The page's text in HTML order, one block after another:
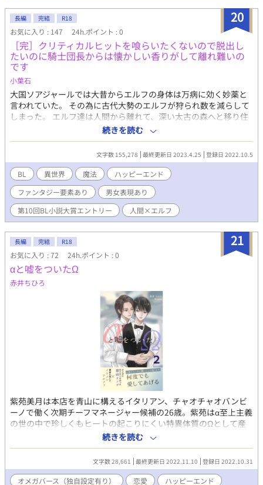
龍の由春であった。 果たして二人は心を寄せ合うことができるの
か。 貞操観念希薄な若き大天狗琥珀✕自己肯定感低めの間抜けな
玉兎睡蓮の、ドタバタラブコメディ 己の気持ちに気づかない若い
天狗の葛藤と成長を見守ってくださると嬉しいです！ 前作に登場
した妖かし共もしゃしゃりでます！ 前作CP二人の子供の小話が読
みたいとリクエストをいただき、気がついたら長編になっていま
した（震） 今回もお約束でございます、だいきちといえばなあれ
ですので、男性妊娠も出産も小スカもあります、シリアスもあれ
ばギャグもあり、ほろりも多分あるといいな（！？） はじめまし
ての方は登場人物プロフィールに目を通してくださると嬉しいで
20
長編 完結 R18
お気に入り : 147 24h.ポイント : 0
［完］クリティカルヒットを喰らいたくないので脱出し
たいのに騎士団長からは懐かしい香りがして離れ難いの
です
小葉石
大国ソアジャールでは大昔からエルフの身体は万病に効く妙薬と
言われていた。 その為に古代大勢のエルフが狩られ数を減らして
しまった。 エルフ達は人間から離れて、深い太古の森へと移り住
み、今や数百年とも数千年とも言われている。その太古の森で最
後のエルフの生き残りでキールの身内であったキールの祖母も息
を引き取る。 「キー…覚悟しておいてね？クリティカルヒッ
ト………これを喰らったら逃げる事も、避ける事もできないか
ら…」 そう言い残してほぼ永遠とも言われていた長寿を誇るエル
フの祖母は他界して行く… そんな過去があるキールは幼い頃から
人間が嫌いというより徹底して避けてきた。深い森の中だけで生
活をして、人間を知ろうともしなかったキール。 ある日目が覚め
ると、そこは人間の城の中で…… 人間の中にいる事でパニックを
は徐々に懐柔されていく。 R18表現には＊をつけます。 R18まで
少し長めになりますが、ゆっくりお付き合いくださると嬉しいで
す。
続きを読む
文字数 155,278 最終更新日 2023.4.25 登録日 2022.10.5
BL 異世界 魔法
ハッピーエンド
ファンタジー要素あり
男女表現あり
第10回BL小説大賞エントリー
人間×エルフ
21
長編 完結 R18
お気に入り : 72 24h.ポイント : 0
αと嘘をついたΩ
赤井ちひろ
紫苑美月は本店を青山に構えるイタリアン、チャオチャオバンビ
ーノで働く次期チーフマネージャー候補の26歳。紫苑はα至上主義
の世の中で珍しくもヒートの起こりにくい特異体質のΩとして産
まれた。産むだけの性に辟易し疑似α剤を飲みαと偽り生きてき
た。勿論それだけの努力はしたし、世の中のΩのように弱々しく
もなかった。 ある日、紫苑に異動話が持ち上がる。青山本店の有
能なスタッフである紫苑は、新店舗お台場に異動と思いきや、な
ぜか彼が赴く異動先は赤字経営の小田原店だった。地元出身の紫
続きを読む
文字数 28,661 最終更新日 2022.11.10 登録日 2022.10.31
オメガバース（独自設定有り） 恋愛
ハッピーエンド